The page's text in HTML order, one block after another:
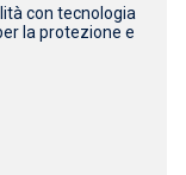
con tecnologia
la protezione e